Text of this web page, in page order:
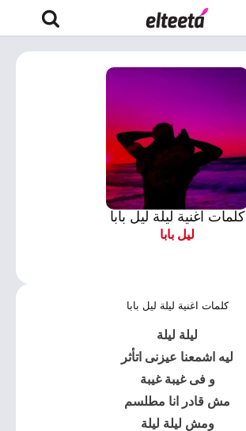
كلمات اغنية ليلة ليل بابا
ليل بابا
كلمات اغنية ليلة ليل بابا
ليلة ليلة
ليه اشمعنا عيزنى اتأثر
و فى غيبة غيبة
مش قادر انا مطلسم
ومش ليلة ليلة